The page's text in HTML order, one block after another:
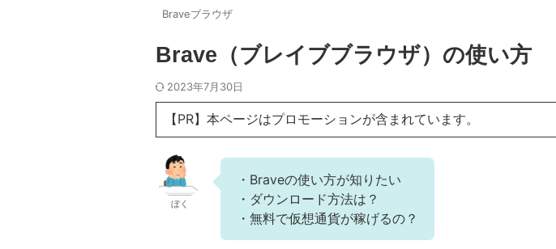
Braveブラウザ
Brave（ブレイブブラウザ）の使い方
2023年7月30日
【PR】本ページはプロモーションが含まれています。
ぼく
・Braveの使い方が知りたい
・ダウンロード方法は？
・無料で仮想通貨が稼げるの？